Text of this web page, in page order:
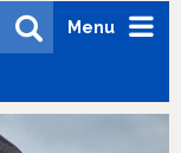
Menu